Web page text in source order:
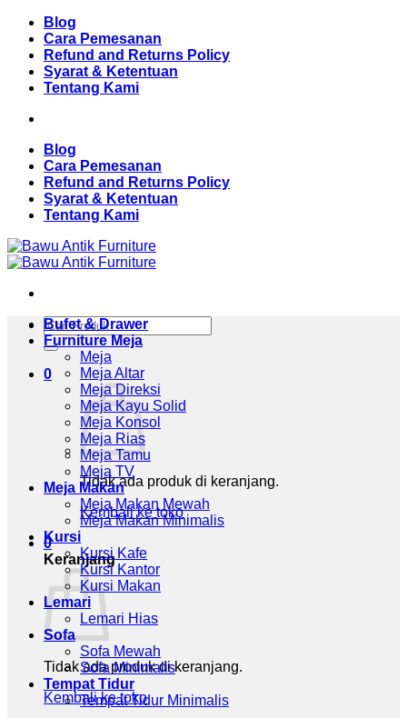
Skip
content
Blog
Cara Pemesanan
Refund and Returns Policy
Syarat & Ketentuan
Tentang Kami
Blog
Cara Pemesanan
Refund and Returns Policy
Syarat & Ketentuan
Tentang Kami
Pencarian
untuk:
0
Tidak ada produk di keranjang.
Kembali ke toko
0
Keranjang
Tidak ada produk di keranjang.
Kembali ke toko
Bufet & Drawer
Furniture Meja
Meja
Meja Altar
Meja Direksi
Meja Kayu Solid
Meja Konsol
Meja Rias
Meja Tamu
Meja TV
Meja Makan
Meja Makan Mewah
Meja Makan Minimalis
Kursi
Kursi Kafe
Kursi Kantor
Kursi Makan
Lemari
Lemari Hias
Sofa
Sofa Mewah
Sofa Minimalis
Tempat Tidur
Tempat Tidur Minimalis